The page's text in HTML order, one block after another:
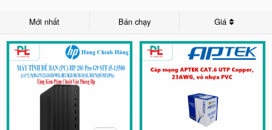
Mới nhất Bán chạy Giá